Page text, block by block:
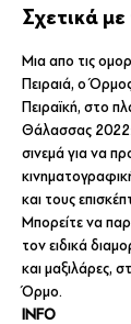
Σχετικά
Μια απο τις
Πειραιά, ο
Πειραϊκή, στο
Θάλασσας
σινεμά για να
και τους
Μπορείτε να
τον ειδικά
και μαξιλάρες,
Όρμο.
INFO